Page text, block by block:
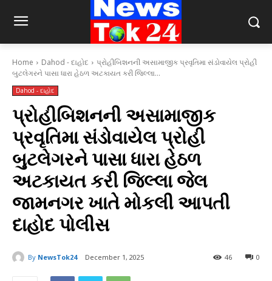
Home Dahod - દાહોદ
પ્રોહીબિશનની અસામાજીક પ્રવૃતિમા સંડોવાયેલ પ્રોહી
બુટલેગરને પાસા ધારા હેઠળ અટકાયત કરી જિલ્લા...
Dahod - દાહોદ
પ્રોહીબિશનની અસામાજીક
પ્રવૃતિમા સંડોવાયેલ પ્રોહી
બુટલેગરને પાસા ધારા હેઠળ
અટકાયત કરી જિલ્લા જેલ
જામનગર ખાતે મોકલી આપતી
દાહોદ પોલીસ
By NewsTok24 December 1, 2025 0
46